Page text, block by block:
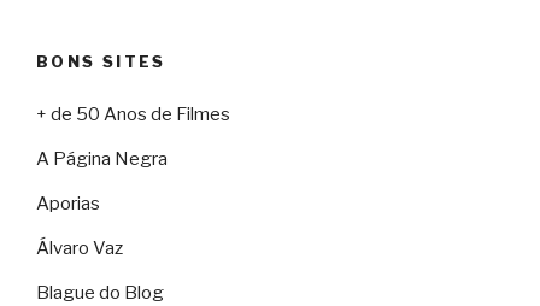
BONS SITES
+ de 50 Anos de Filmes
A Página Negra
Aporias
Álvaro Vaz
Blague do Blog